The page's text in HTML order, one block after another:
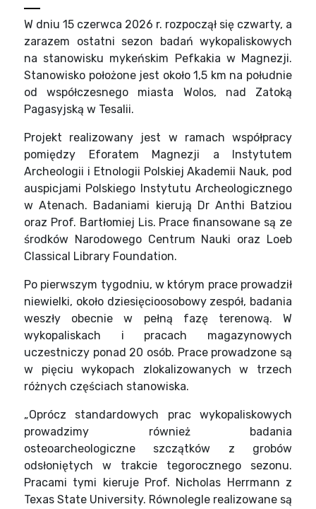
W dniu 15 czerwca 2026 r. rozpoczął się czwarty, a
zarazem ostatni sezon badań wykopaliskowych
na stanowisku mykeńskim Pefkakia w Magnezji.
Stanowisko położone jest około 1,5 km na południe
od współczesnego miasta Wolos, nad Zatoką
Pagasyjską w Tesalii.
Projekt realizowany jest w ramach współpracy
pomiędzy Eforatem Magnezji a Instytutem
Archeologii i Etnologii Polskiej Akademii Nauk, pod
auspicjami Polskiego Instytutu Archeologicznego
w Atenach. Badaniami kierują Dr Anthi Batziou
oraz Prof. Bartłomiej Lis. Prace finansowane są ze
środków Narodowego Centrum Nauki oraz Loeb
Classical Library Foundation.
Po pierwszym tygodniu, w którym prace prowadził
niewielki, około dziesięcioosobowy zespół, badania
weszły obecnie w pełną fazę terenową. W
wykopaliskach i pracach magazynowych
uczestniczy ponad 20 osób. Prace prowadzone są
w pięciu wykopach zlokalizowanych w trzech
różnych częściach stanowiska.
„Oprócz standardowych prac wykopaliskowych
prowadzimy również badania
osteoarcheologiczne szczątków z grobów
odsłoniętych w trakcie tegorocznego sezonu.
Pracami tymi kieruje Prof. Nicholas Herrmann z
Texas State University. Równolegle realizowane są